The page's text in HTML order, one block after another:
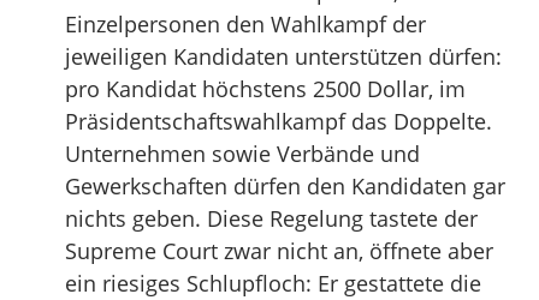
Einzelpersonen den Wahlkampf der
jeweiligen Kandidaten unterstützen dürfen:
pro Kandidat höchstens 2500 Dollar, im
Präsidentschaftswahlkampf das Doppelte.
Unternehmen sowie Verbände und
Gewerkschaften dürfen den Kandidaten gar
nichts geben. Diese Regelung tastete der
Supreme Court zwar nicht an, öffnete aber
ein riesiges Schlupfloch: Er gestattete die